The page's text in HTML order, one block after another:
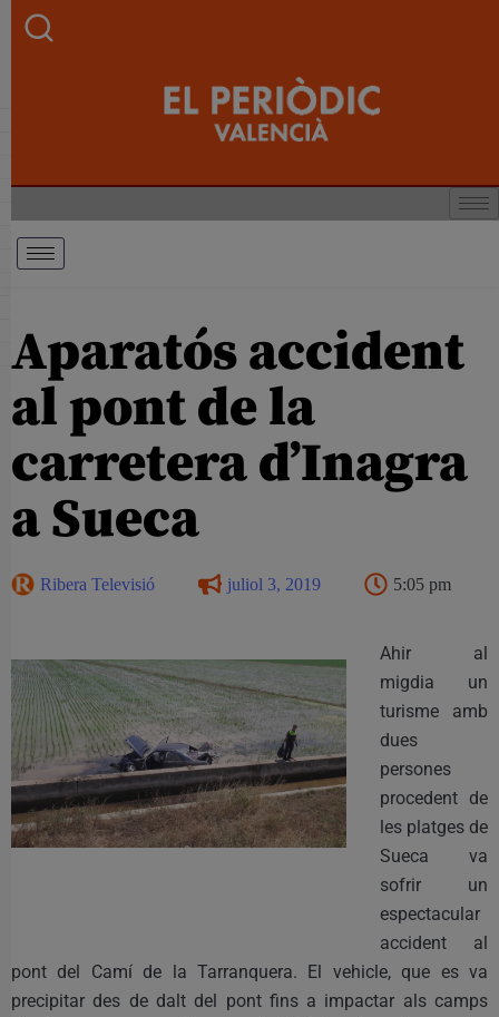
Aparatós accident
al pont de la
carretera d’Inagra
a Sueca
Ribera Televisió juliol 3, 2019 5:05 pm
Ahir al
migdia un
turisme amb
dues
persones
procedent de
les platges de
Sueca va
sofrir un
espectacular
accident al
pont del Camí de la Tarranquera. El vehicle, que es va
precipitar des de dalt del pont fins a impactar als camps